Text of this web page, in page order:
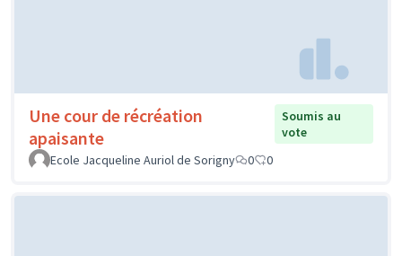
Une cour de récréation
apaisante
Soumis au
vote
Ecole Jacqueline Auriol de Sorigny
0 0